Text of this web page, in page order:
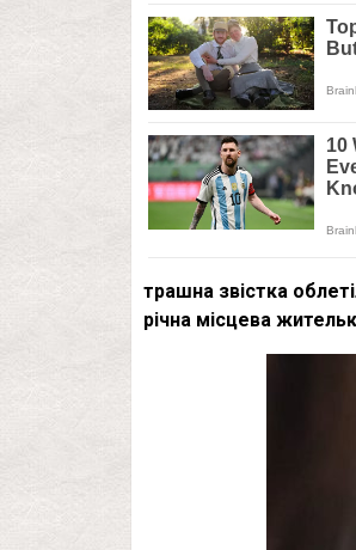
трашна звістка
річна місцева